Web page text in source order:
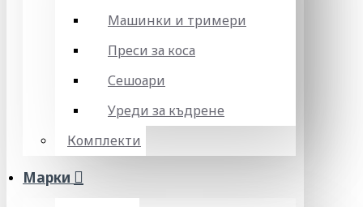
Машинки и тримери
Преси за коса
Сешоари
Уреди за къдрене
Комплекти
Марки